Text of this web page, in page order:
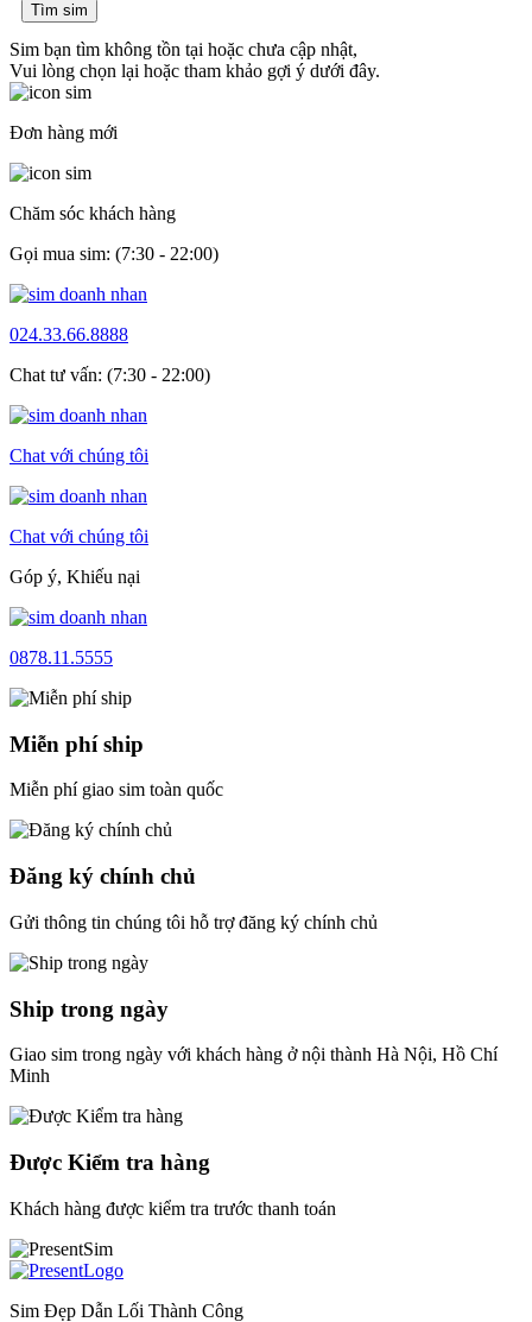
Tìm sim
Sim bạn tìm không tồn tại hoặc chưa cập nhật,
Vui lòng chọn lại hoặc tham khảo gợi ý dưới đây.
Đơn hàng mới
Chăm sóc khách hàng
Gọi mua sim: (7:30 - 22:00)
024.33.66.8888
Chat tư vấn: (7:30 - 22:00)
Chat với chúng tôi
Chat với chúng tôi
Góp ý, Khiếu nại
0878.11.5555
Miễn phí ship
Miễn phí giao sim toàn quốc
Đăng ký chính chủ
Gửi thông tin chúng tôi hỗ trợ đăng ký chính chủ
Ship trong ngày
Giao sim trong ngày với khách hàng ở nội thành Hà Nội, Hồ Chí
Minh
Được Kiểm tra hàng
Khách hàng được kiểm tra trước thanh toán
Sim Đẹp Dẫn Lối Thành Công